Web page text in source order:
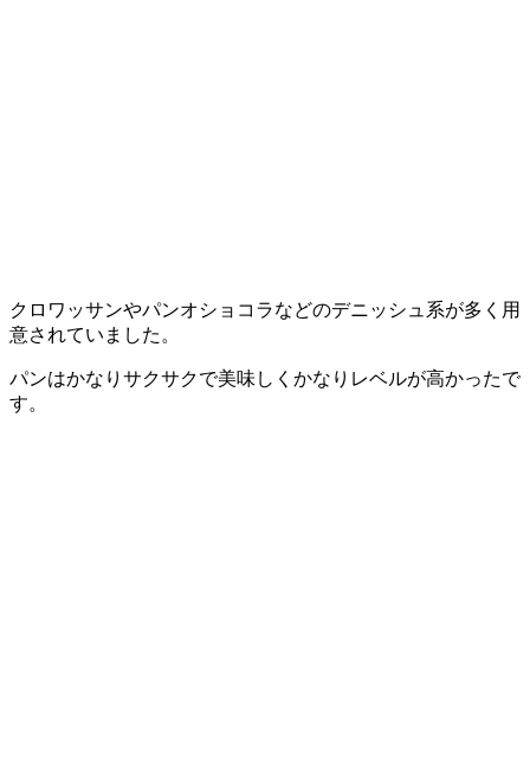
クロワッサンやパンオショコラなどのデニッシュ系が多く用
意されていました。
パンはかなりサクサクで美味しくかなりレベルが高かったで
す。